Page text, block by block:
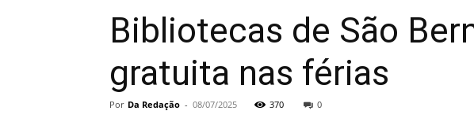
Bibliotecas de São
gratuita nas férias
Por Da Redação - 08/07/2025 370 0